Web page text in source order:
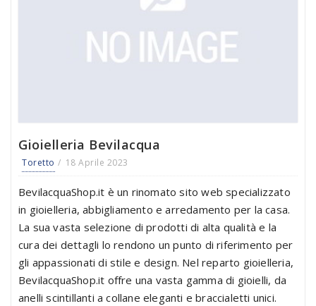
Gioielleria Bevilacqua
Toretto 18 Aprile 2023
BevilacquaShop.it è un rinomato sito web specializzato
in gioielleria, abbigliamento e arredamento per la casa.
La sua vasta selezione di prodotti di alta qualità e la
cura dei dettagli lo rendono un punto di riferimento per
gli appassionati di stile e design. Nel reparto gioielleria,
BevilacquaShop.it offre una vasta gamma di gioielli, da
anelli scintillanti a collane eleganti e braccialetti unici.